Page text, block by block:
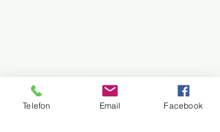
Telefon Email Facebook